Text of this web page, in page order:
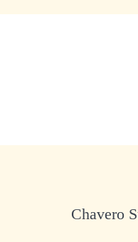
Chavero